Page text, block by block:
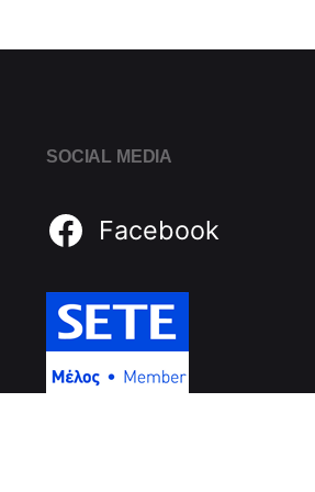
SOCIAL MEDIA
Facebook